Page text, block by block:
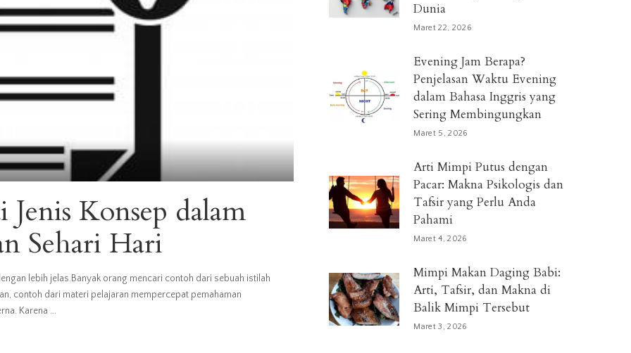
Konsep dalam
Sehari Hari
lebih jelas.Banyak orang mencari contoh dari sebuah istilah
contoh dari materi pelajaran mempercepat pemahaman
Karena ...
Dunia
Maret 22, 2026
Evening Jam Berapa?
Penjelasan Waktu Evening
dalam Bahasa Inggris yang
Sering Membingungkan
Maret 5, 2026
Arti Mimpi Putus dengan
Pacar: Makna Psikologis dan
Tafsir yang Perlu Anda
Pahami
Maret 4, 2026
Mimpi Makan Daging Babi:
Arti, Tafsir, dan Makna di
Balik Mimpi Tersebut
Maret 3, 2026